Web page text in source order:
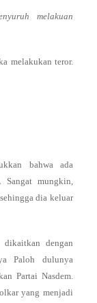
melakuan
melakukan teror.
bahwa ada
Sangat mungkin,
dia keluar
dengan
Paloh dulunya
Partai Nasdem.
yang menjadi